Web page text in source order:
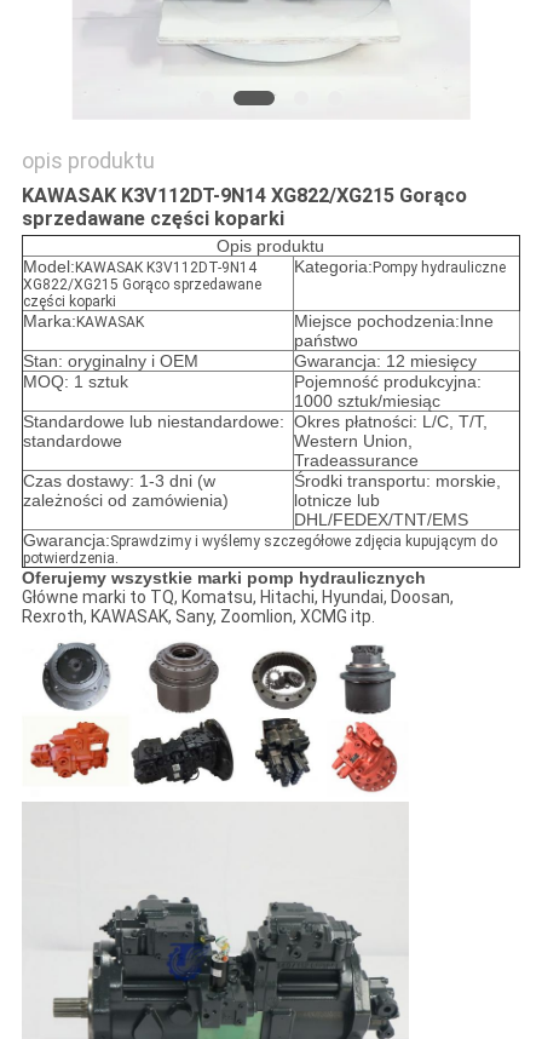
POLITYKA
PRYWATNOŚCI
opis produktu
KAWASAK K3V112DT-9N14 XG822/XG215 Gorąco
sprzedawane części koparki
Opis produktu
Model: KAWASAK K3V112DT-9N14
XG822/XG215 Gorąco sprzedawane
części koparki
Kategoria: Pompy hydrauliczne
Marka: KAWASAK
Miejsce pochodzenia:Inne
państwo
Stan: oryginalny i OEM
Gwarancja: 12 miesięcy
MOQ: 1 sztuk
Pojemność produkcyjna:
1000 sztuk/miesiąc
Standardowe lub niestandardowe:
standardowe
Okres płatności: L/C, T/T,
Western Union,
Tradeassurance
Czas dostawy: 1-3 dni (w
zależności od zamówienia)
Środki transportu: morskie,
lotnicze lub
DHL/FEDEX/TNT/EMS
Gwarancja:Sprawdzimy i wyślemy szczegółowe zdjęcia kupującym do
potwierdzenia.
Oferujemy wszystkie marki pomp hydraulicznych
Główne marki to TQ, Komatsu, Hitachi, Hyundai, Doosan,
Rexroth, KAWASAK, Sany, Zoomlion, XCMG itp.